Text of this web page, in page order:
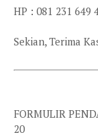
HP : 081 231 649
Sekian, Terima
FORMULIR
20